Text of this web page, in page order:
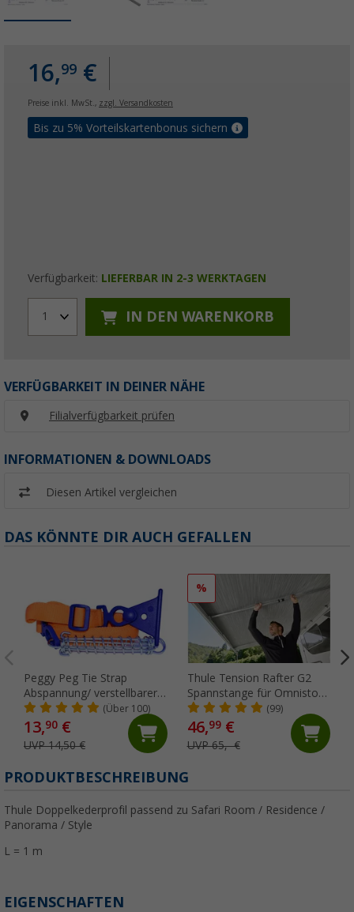
16,99 €
Preise inkl. MwSt., zzgl. Versandkosten
Bis zu 5% Vorteilskartenbonus sichern
Verfügbarkeit: LIEFERBAR IN 2-3 WERKTAGEN
1 IN DEN WARENKORB
VERFÜGBARKEIT IN DEINER NÄHE
Filialverfügbarkeit prüfen
INFORMATIONEN & DOWNLOADS
Diesen Artikel vergleichen
DAS KÖNNTE DIR AUCH GEFALLEN
Peggy Peg Tie Strap
Abspannung/ verstellbarer
Markiesenspanngurt(Über 100)
13,90 €
UVP 14,50 €
%
Thule Tension Rafter G2
Spannstange für Omnistor
5200/4900/5003/5002 250
cm
(99)
46,99€
UVP 65,- €
PRODUKTBESCHREIBUNG
Thule Doppelkederprofil passend zu Safari Room / Residence /
Panorama / Style
L = 1 m
EIGENSCHAFTEN